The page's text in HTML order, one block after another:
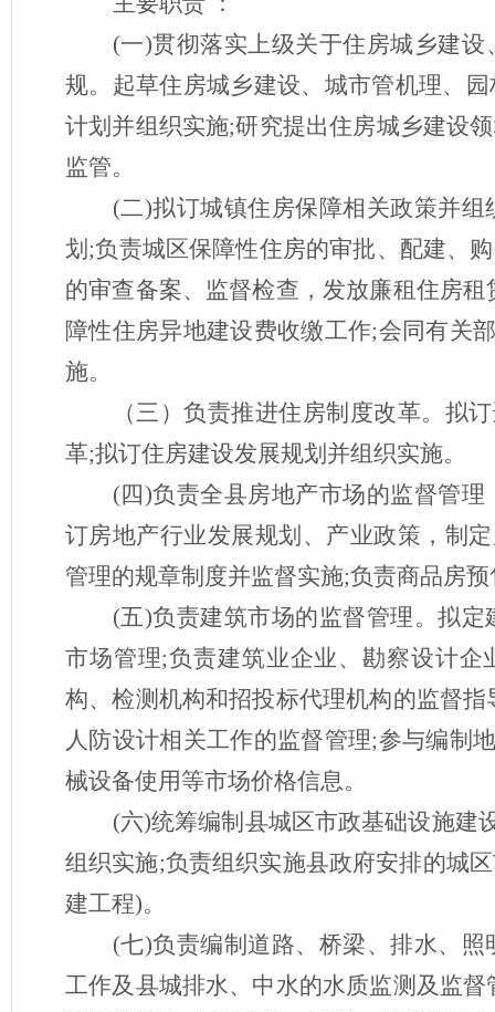
(一)贯彻落实上级关于住房城乡建
规。起草住房城乡建设、城市管机理、
计划并组织实施;研究提出住房城乡建设
监管。
(二)拟订城镇住房保障相关政策并
划;负责城区保障性住房的审批、配建、
的审查备案、监督检查，发放廉租住房
障性住房异地建设费收缴工作;会同有关
施。
（三）负责推进住房制度改革。拟
革;拟订住房建设发展规划并组织实施。
(四)负责全县房地产市场的监督管
订房地产行业发展规划、产业政策，制
管理的规章制度并监督实施;负责商品房
(五)负责建筑市场的监督管理。拟
市场管理;负责建筑业企业、勘察设计
构、检测机构和招投标代理机构的监督
人防设计相关工作的监督管理;参与编制
械设备使用等市场价格信息。
(六)统筹编制县城区市政基础设施建
组织实施;负责组织实施县政府安排的城
建工程)。
(七)负责编制道路、桥梁、排水、
工作及县城排水、中水的水质监测及监